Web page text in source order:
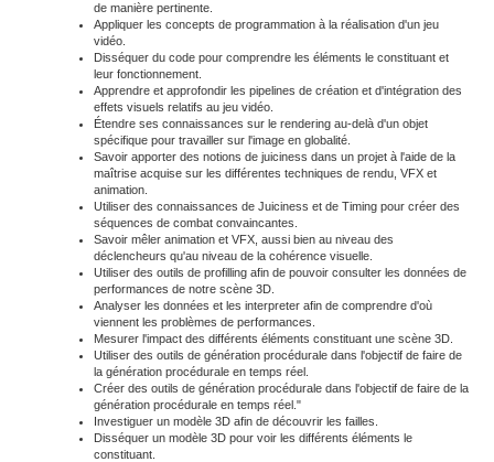
de manière pertinente.
Appliquer les concepts de programmation à la réalisation d'un jeu
vidéo.
Disséquer du code pour comprendre les éléments le constituant et
leur fonctionnement.
Apprendre et approfondir les pipelines de création et d'intégration des
effets visuels relatifs au jeu vidéo.
Étendre ses connaissances sur le rendering au-delà d'un objet
spécifique pour travailler sur l'image en globalité.
Savoir apporter des notions de juiciness dans un projet à l'aide de la
maîtrise acquise sur les différentes techniques de rendu, VFX et
animation.
Utiliser des connaissances de Juiciness et de Timing pour créer des
séquences de combat convaincantes.
Savoir mêler animation et VFX, aussi bien au niveau des
déclencheurs qu'au niveau de la cohérence visuelle.
Utiliser des outils de profilling afin de pouvoir consulter les données de
performances de notre scène 3D.
Analyser les données et les interpreter afin de comprendre d'où
viennent les problèmes de performances.
Mesurer l'impact des différents éléments constituant une scène 3D.
Utiliser des outils de génération procédurale dans l'objectif de faire de
la génération procédurale en temps réel.
Créer des outils de génération procédurale dans l'objectif de faire de la
génération procédurale en temps réel."
Investiguer un modèle 3D afin de découvrir les failles.
Disséquer un modèle 3D pour voir les différents éléments le
constituant.